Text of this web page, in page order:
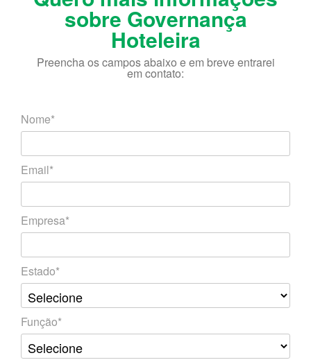
sobre Governança
Hoteleira
Preencha os campos abaixo e em breve entrarei
em contato:
Nome*
Email*
Empresa*
Estado*
Função*